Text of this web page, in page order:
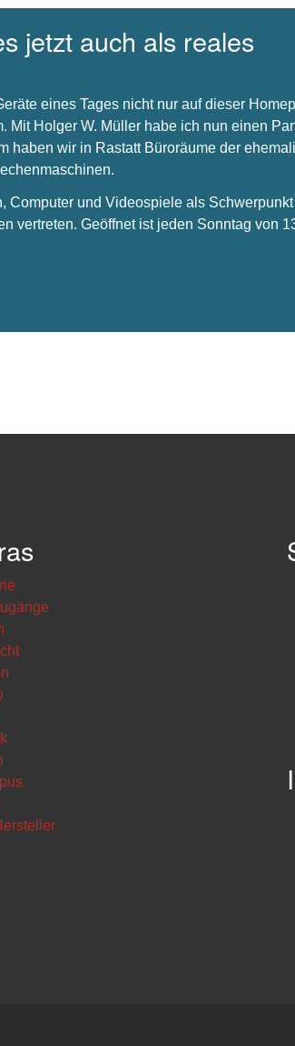
jetzt auch als reales
eines Tages nicht nur auf dieser
Holger W. Müller habe ich nun einen
haben wir in Rastatt Büroräume der
Computer und Videospiele als Schwerpunkt
vertreten. Geöffnet ist jeden Sonntag von